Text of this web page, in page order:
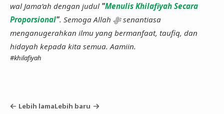
wal Jama’ah dengan judul "Menulis Khilafiyah Secara
Proporsional". Semoga Allah ﷻ senantiasa
menganugerahkan ilmu yang bermanfaat, taufiq, dan
hidayah kepada kita semua. Aamiin.
#khilafiyah
Lebih lamaLebih baru